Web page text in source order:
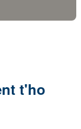
t'ho